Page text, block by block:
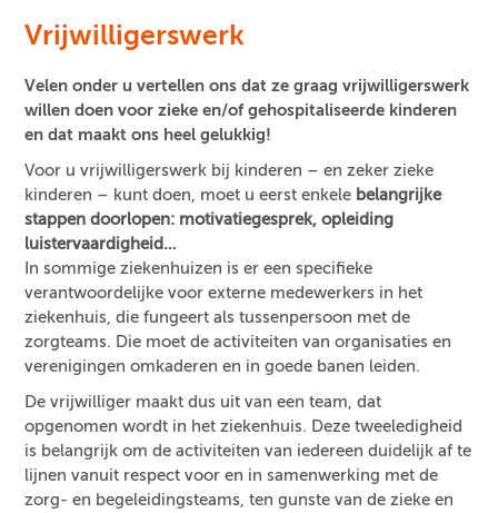
Vrijwilligerswerk
Velen onder u vertellen ons dat ze graag vrijwilligerswerk
willen doen voor zieke en/of gehospitaliseerde kinderen
en dat maakt ons heel gelukkig!
Voor u vrijwilligerswerk bij kinderen – en zeker zieke
kinderen – kunt doen, moet u eerst enkele belangrijke
stappen doorlopen: motivatiegesprek, opleiding
luistervaardigheid…
In sommige ziekenhuizen is er een specifieke
verantwoordelijke voor externe medewerkers in het
ziekenhuis, die fungeert als tussenpersoon met de
zorgteams. Die moet de activiteiten van organisaties en
verenigingen omkaderen en in goede banen leiden.
De vrijwilliger maakt dus uit van een team, dat
opgenomen wordt in het ziekenhuis. Deze tweeledigheid
is belangrijk om de activiteiten van iedereen duidelijk af te
lijnen vanuit respect voor en in samenwerking met de
zorg- en begeleidingsteams, ten gunste van de zieke en